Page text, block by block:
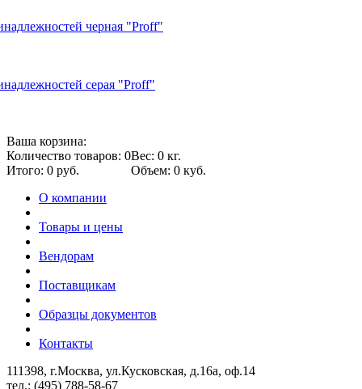
черная "Proff"
серая "Proff"
Ваша корзина:
Количество товаров: 0Вес: 0 кг.
Итого: 0 руб.
Объем: 0 куб.
О компании
Товары и цены
Вендорам
Поставщикам
Образцы документов
Контакты
111398, г.Москва, ул.Кусковская, д.16а, оф.14
тел.: (495) 788-58-67